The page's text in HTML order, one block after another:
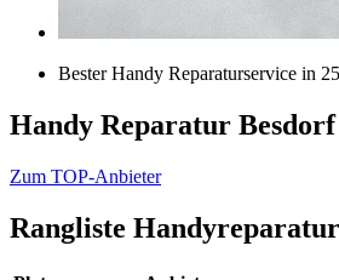
Bester Handy Reparaturservice in
Handy Reparatur Besdorf
Zum TOP-Anbieter
Rangliste